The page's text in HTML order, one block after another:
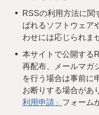
RSSの利用方法に関
ばれるソフトウェア
わせには応じられま
本サイトで公開する
再配布、メールマガ
を行う場合は事前に
お断りする場合があ
利用申請」 フォーム